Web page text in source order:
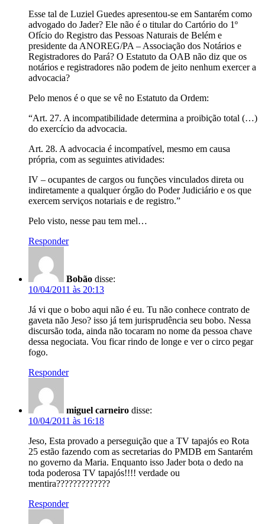
Esse tal de Luziel Guedes apresentou-se em Santarém como
advogado do Jader? Ele não é o titular do Cartório do 1º
Ofício do Registro das Pessoas Naturais de Belém e
presidente da ANOREG/PA – Associação dos Notários e
Registradores do Pará? O Estatuto da OAB não diz que os
notários e registradores não podem de jeito nenhum exercer a
advocacia?
Pelo menos é o que se vê no Estatuto da Ordem:
“Art. 27. A incompatibilidade determina a proibição total (…)
do exercício da advocacia.
Art. 28. A advocacia é incompatível, mesmo em causa
própria, com as seguintes atividades:
IV – ocupantes de cargos ou funções vinculados direta ou
indiretamente a qualquer órgão do Poder Judiciário e os que
exercem serviços notariais e de registro.”
Pelo visto, nesse pau tem mel…
Responder
Bobão disse:
10/04/2011 às 20:13
Já vi que o bobo aqui não é eu. Tu não conhece contrato de
gaveta não Jeso? isso já tem jurisprudência seu bobo. Nessa
discursão toda, ainda não tocaram no nome da pessoa chave
dessa negociata. Vou ficar rindo de longe e ver o circo pegar
fogo.
Responder
miguel carneiro disse:
10/04/2011 às 16:18
Jeso, Esta provado a perseguição que a TV tapajós eo Rota
25 estão fazendo com as secretarias do PMDB em Santarém
no governo da Maria. Enquanto isso Jader bota o dedo na
toda poderosa TV tapajós!!!! verdade ou
mentira?????????????
Responder